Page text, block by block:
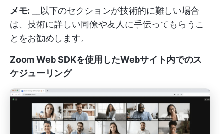
メモ: __以下のセクションが技術的に難しい場合
は、技術に詳しい同僚や友人に手伝ってもらうこ
とをお勧めします。
Zoom Web SDKを使用したWebサイト内でのス
ケジューリング